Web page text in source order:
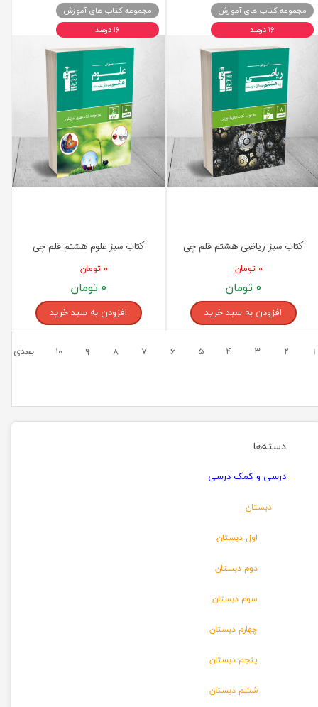
دسته‌ها
درسی و کمک درسی
دبستان
اول دبستان
دوم دبستان
سوم دبستان
چهارم دبستان
پنجم دبستان
ششم دبستان
کتاب سبز ریاضی هشتم قلم چی
۰ تومان
۰ تومان
افزودن به سبد خرید
مجموعه کتاب های آموزش
۱۶ درصد
کتاب سبز علوم هشتم قلم چی
۰ تومان
۰ تومان
افزودن به سبد خرید
مجموعه کتاب های آموزش
۱۶ درصد
۱ ۲ ۳ ۴ ۵ ۶ ۷ ۸ ۹ ۱۰ بعدی